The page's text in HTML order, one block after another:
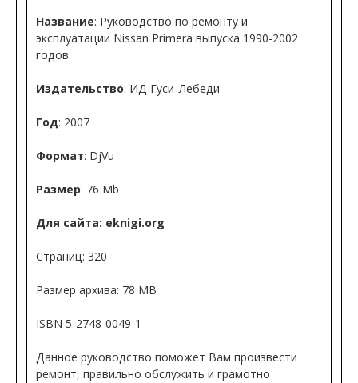
Название: Руководство по ремонту и
эксплуатации Nissan Primera выпуска 1990-2002
годов.
Издательство: ИД Гуси-Лебеди
Год: 2007
Формат: DjVu
Размер: 76 Mb
Для сайта: eknigi.org
Страниц: 320
Размер архива: 78 МВ
ISBN 5-2748-0049-1
Данное руководство поможет Вам произвести
ремонт, правильно обслужить и грамотно